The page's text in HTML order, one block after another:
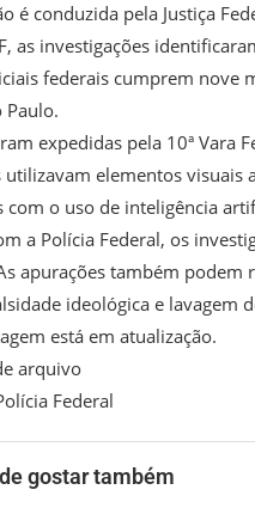
é conduzida pela Justiça
as investigações
federais cumprem nove
Paulo.
expedidas pela 10ª Vara
utilizavam elementos visuais
com o uso de inteligência
a Polícia Federal, os
apurações também podem
ideológica e lavagem
está em atualização.
arquivo
Federal
gostar também